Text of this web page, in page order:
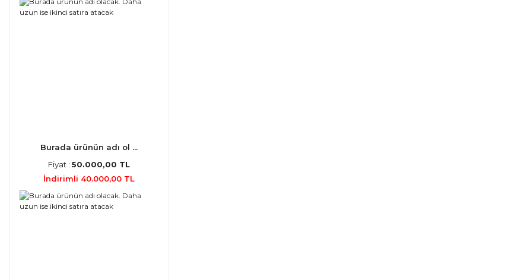
Burada ürünün adı ol ...
Fiyat : 50.000,00 TL
İndirimli 40.000,00 TL